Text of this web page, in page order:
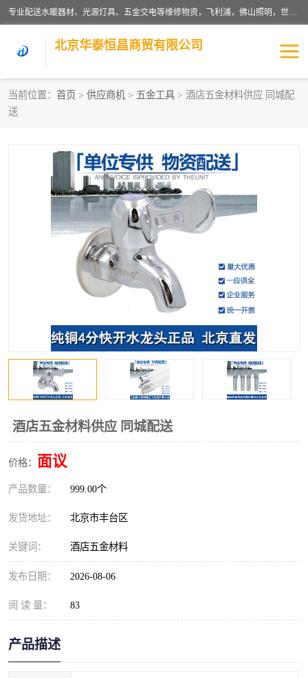
专业配送水暖器材、光源灯具、五金交电等维修物资，飞利浦，佛山照明，世达，博世，九牧，特陶等各产品涉及国内外知名品牌。公司专注与物业、学校、酒店、工厂等单位合作，提供一站式配送服务，降低客户综合成本。依托电子商务改变传统模式，以专业的团队为客户提供24H物资配送到达，货到月结、统一开票，便捷退换等服务，提高了企业的运营效率。
北京华泰恒昌商贸有限公司
当前位置： 首页 > 供应商机 > 五金工具 > 酒店五金材料供应 同城配
送
酒店五金材料供应 同城配送
价格： 面议
产品数量： 999.00个
发货地址： 北京市丰台区
关键词： 酒店五金材料
发布日期： 2026-08-06
阅 读 量： 83
产品描述
五金工具 涂料辅材